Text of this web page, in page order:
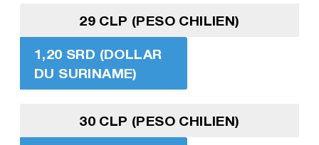
29 CLP (PESO CHILIEN)
1,20 SRD (DOLLAR
DU SURINAME)
30 CLP (PESO CHILIEN)